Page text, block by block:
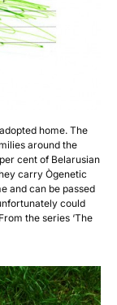
home. The
around the
cent of Belarusian
carry Ògenetic
and can be passed
could
the series ‘The